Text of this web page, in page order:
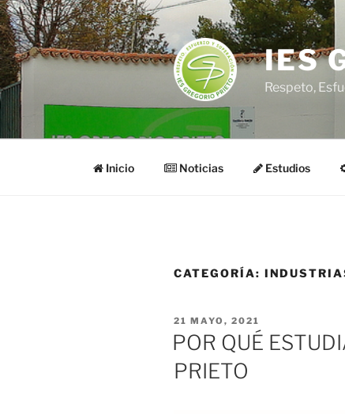
Saltar
al
contenido
IES
Respeto,
Inicio Noticias Estudios
CATEGORÍA:
PUBLICADO
EL
21 MAYO, 2021
POR QUÉ
PRIETO